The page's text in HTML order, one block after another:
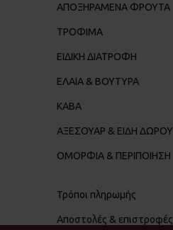
ΑΠΟΞΗΡΑΜΕΝΑ ΦΡΟΥΤΑ
ΤΡΟΦΙΜΑ
ΕΙΔΙΚΗ ΔΙΑΤΡΟΦΗ
ΕΛΑΙΑ & ΒΟΥΤΥΡΑ
ΚΑΒΑ
ΑΞΕΣΟΥΑΡ & ΕΙΔΗ ΔΩΡΟΥ
ΟΜΟΡΦΙΑ & ΠΕΡΙΠΟΙΗΣΗ
Τρόποι πληρωμής
Αποστολές & επιστροφές